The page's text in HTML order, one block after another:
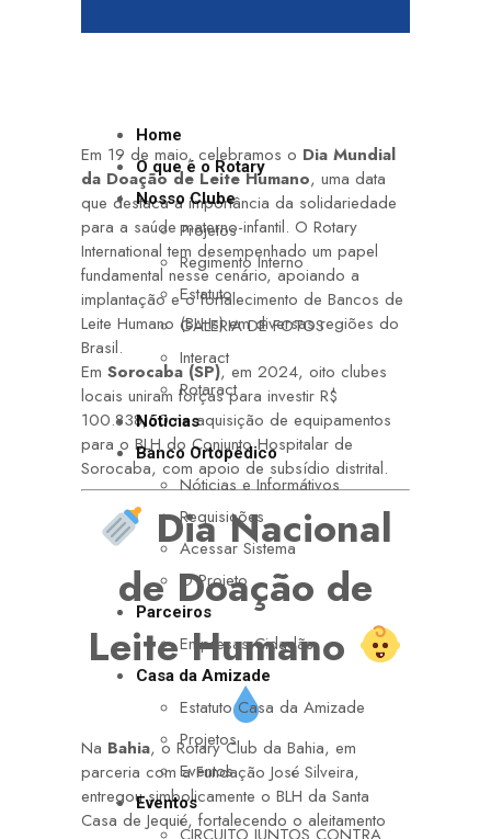
Home
O que é o Rotary
Nosso Clube
Projetos
Regimento Interno
Estatuto
GALERIA DE FOTOS
Interact
Rotaract
Nóticias
Banco Ortopédico
Nóticias e Informátivos
Requisições
Acessar Sistema
O Projeto
Parceiros
Empresas Cidadãs
Casa da Amizade
Estatuto Casa da Amizade
Projetos
Eventos
Eventos
Em 19 de maio, celebramos o Dia Mundial
da Doação de Leite Humano, uma data
que destaca a importância da solidariedade
para a saúde materno-infantil. O Rotary
International tem desempenhado um papel
fundamental nesse cenário, apoiando a
implantação e o fortalecimento de Bancos de
Leite Humano (BLHs) em diversas regiões do
Brasil.
Em Sorocaba (SP), em 2024, oito clubes
locais uniram forças para investir R$
100.838,50 na aquisição de equipamentos
para o BLH do Conjunto Hospitalar de
Sorocaba, com apoio de subsídio distrital.
Dia Nacional
de Doação de
Leite Humano
Na Bahia, o Rotary Club da Bahia, em
parceria com a Fundação José Silveira,
entregou simbolicamente o BLH da Santa
Casa de Jequié, fortalecendo o aleitamento